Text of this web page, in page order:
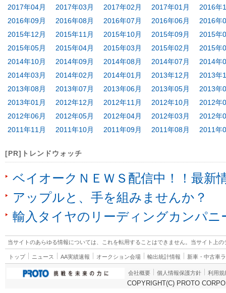
2017年04月
2017年03月 2017年02月 2017年01月
2016年
2016年09月
2016年08月 2016年07月 2016年06月
2016年
2015年12月
2015年11月 2015年10月 2015年09月
2015年
2015年05月
2015年04月 2015年03月 2015年02月
2015年
2014年10月
2014年09月 2014年08月 2014年07月
2014年
2014年03月
2014年02月 2014年01月 2013年12月
2013年
2013年08月
2013年07月 2013年06月 2013年05月
2013年
2013年01月
2012年12月 2012年11月 2012年10月
2012年
2012年06月
2012年05月 2012年04月 2012年03月
2012年
2011年11月
2011年10月 2011年09月 2011年08月 2011年
[PR]トレンドウォッチ
ベイオークＮＥＷＳ配信中！！最新
アップルと、手を組みませんか？
輸入タイヤのリーディングカンパニ
当サイトのあらゆる情報については、これを転用することはできません。当サイト上
トップ ニュース AA実績速報 オークション会場 輸出統計情報 新車・中古車
会社概要 個人情報保護方針 利用規
COPYRIGHT(C) PROTO